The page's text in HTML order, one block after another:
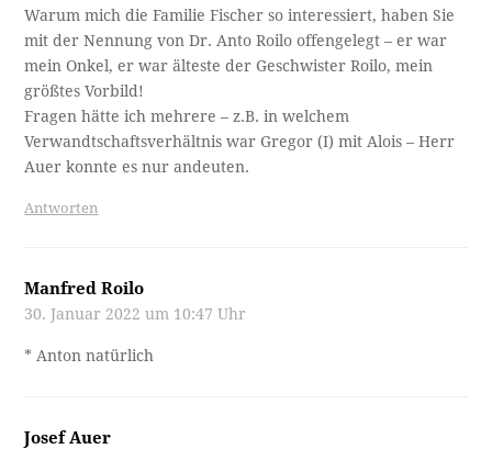
Warum mich die Familie Fischer so interessiert, haben Sie
mit der Nennung von Dr. Anto Roilo offengelegt – er war
mein Onkel, er war älteste der Geschwister Roilo, mein
größtes Vorbild!
Fragen hätte ich mehrere – z.B. in welchem
Verwandtschaftsverhältnis war Gregor (I) mit Alois – Herr
Auer konnte es nur andeuten.
Antworten
Manfred Roilo
30. Januar 2022 um 10:47 Uhr
* Anton natürlich
Josef Auer